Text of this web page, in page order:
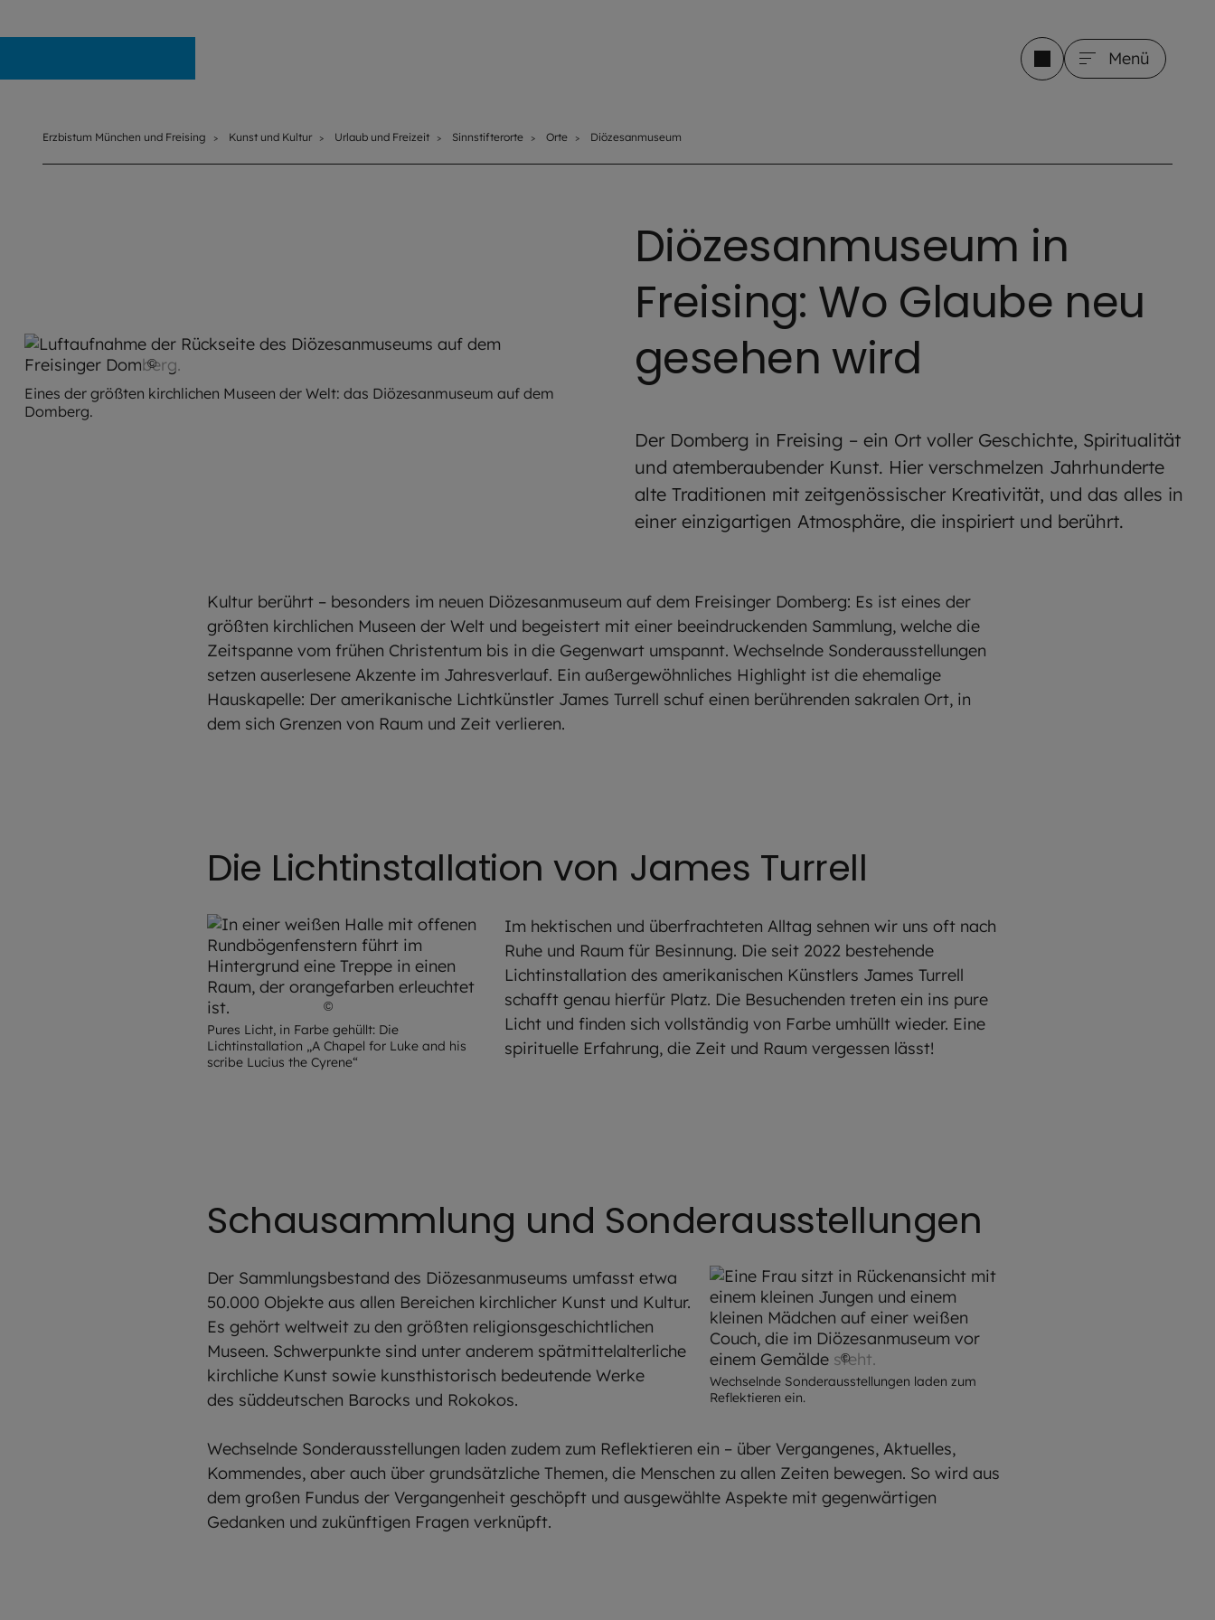
Menü
Erzbistum München und Freising Kunst und Kultur Urlaub und Freizeit Sinnstifterorte Orte Diözesanmuseum
© Dirk Daniel Mann
Eines der größten kirchlichen Museen der Welt: das Diözesanmuseum auf dem
Domberg.
Diözesanmuseum in
Freising: Wo Glaube neu
gesehen wird
Der Domberg in Freising – ein Ort voller Geschichte, Spiritualität
und atemberaubender Kunst. Hier verschmelzen Jahrhunderte
alte Traditionen mit zeitgenössischer Kreativität, und das alles in
einer einzigartigen Atmosphäre, die inspiriert und berührt.
Kultur berührt – besonders im neuen Diözesanmuseum auf dem Freisinger Domberg: Es ist eines der
größten kirchlichen Museen der Welt und begeistert mit einer beeindruckenden Sammlung, welche die
Zeitspanne vom frühen Christentum bis in die Gegenwart umspannt. Wechselnde Sonderausstellungen
setzen auserlesene Akzente im Jahresverlauf. Ein außergewöhnliches Highlight ist die ehemalige
Hauskapelle: Der amerikanische Lichtkünstler James Turrell schuf einen berührenden sakralen Ort, in
dem sich Grenzen von Raum und Zeit verlieren.
Die Lichtinstallation von James Turrell
©
Pures Licht, in Farbe gehüllt: Die
Lichtinstallation „A Chapel for Luke and his
scribe Lucius the Cyrene“
Im hektischen und überfrachteten Alltag sehnen wir uns oft nach
Ruhe und Raum für Besinnung. Die seit 2022 bestehende
Lichtinstallation des amerikanischen Künstlers James Turrell
schafft genau hierfür Platz. Die Besuchenden treten ein ins pure
Licht und finden sich vollständig von Farbe umhüllt wieder. Eine
spirituelle Erfahrung, die Zeit und Raum vergessen lässt!
Schausammlung und Sonderausstellungen
© Thomas Dashuber
Wechselnde Sonderausstellungen laden zum
Reflektieren ein.
Der Sammlungsbestand des Diözesanmuseums umfasst etwa
50.000 Objekte aus allen Bereichen kirchlicher Kunst und Kultur.
Es gehört weltweit zu den größten religionsgeschichtlichen
Museen. Schwerpunkte sind unter anderem spätmittelalterliche
kirchliche Kunst sowie kunsthistorisch bedeutende Werke
des süddeutschen Barocks und Rokokos.
Wechselnde Sonderausstellungen laden zudem zum Reflektieren ein – über Vergangenes, Aktuelles,
Kommendes, aber auch über grundsätzliche Themen, die Menschen zu allen Zeiten bewegen. So wird aus
dem großen Fundus der Vergangenheit geschöpft und ausgewählte Aspekte mit gegenwärtigen
Gedanken und zukünftigen Fragen verknüpft.